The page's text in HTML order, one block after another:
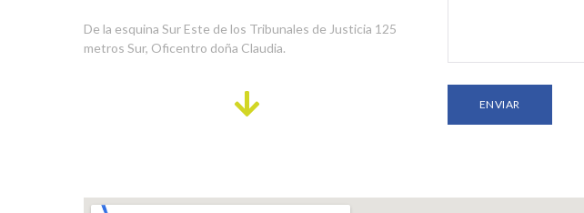
De la esquina Sur Este de los Tribunales de Justicia 125
metros Sur, Oficentro doña Claudia.